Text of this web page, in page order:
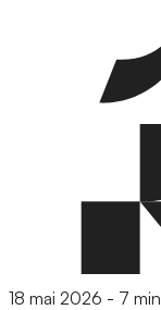
18 mai 2026 - 7 min